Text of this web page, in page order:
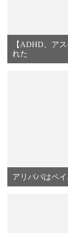
【ADHD、ア
れた
アリババはペ